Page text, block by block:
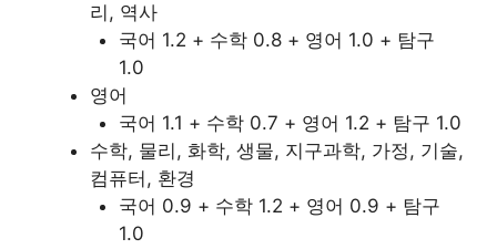
리, 역사
국어 1.2 + 수학 0.8 + 영어 1.0 + 탐구
1.0
영어
국어 1.1 + 수학 0.7 + 영어 1.2 + 탐구 1.0
수학, 물리, 화학, 생물, 지구과학, 가정, 기술,
컴퓨터, 환경
국어 0.9 + 수학 1.2 + 영어 0.9 + 탐구
1.0